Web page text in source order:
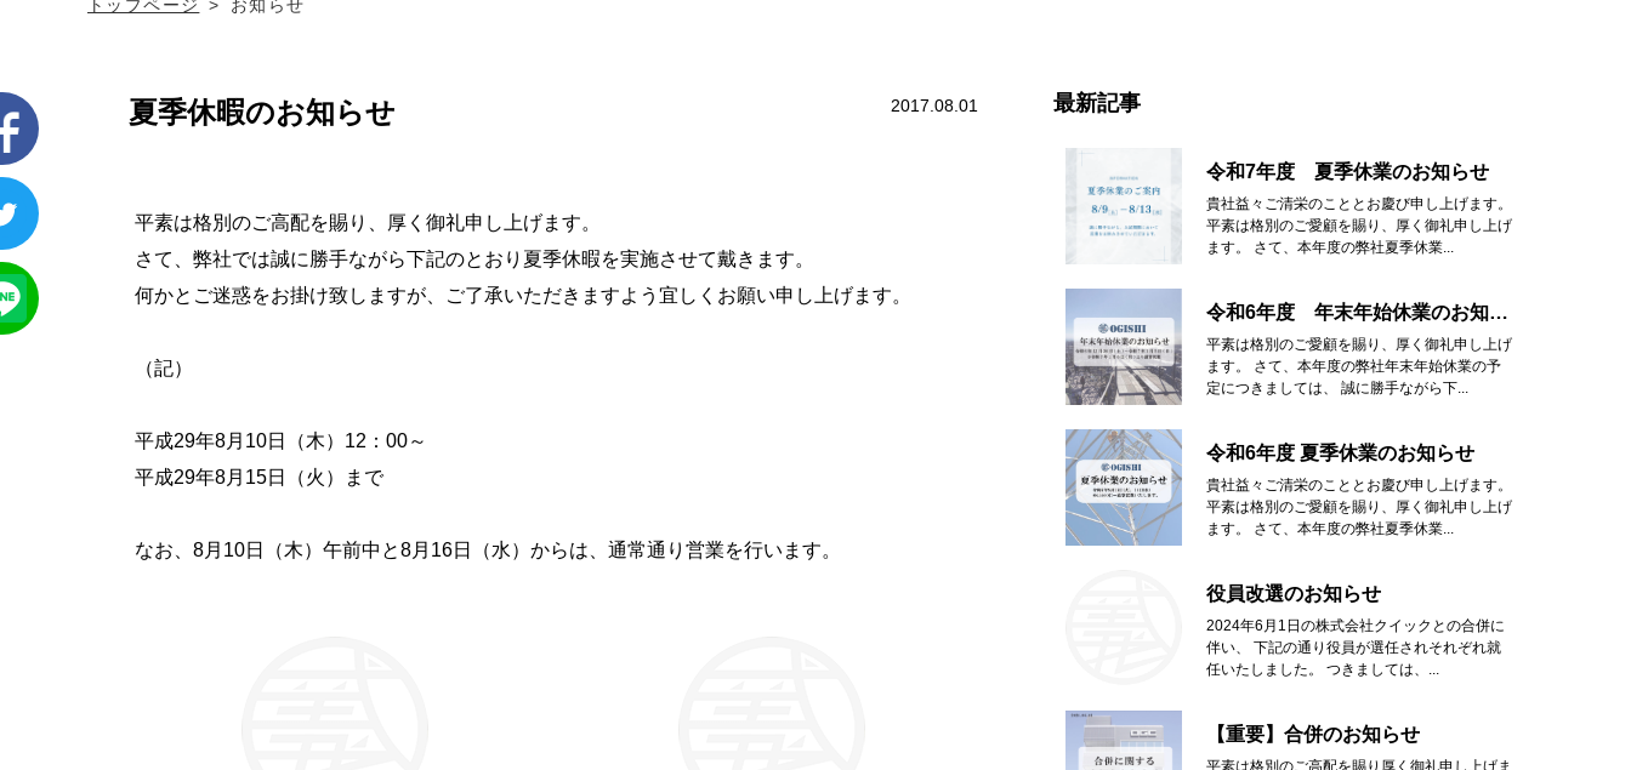
トップページ お知らせ
夏季休暇のお知らせ 2017.08.01
平素は格別のご高配を賜り、厚く御礼申し上げます。
さて、弊社では誠に勝手ながら下記のとおり夏季休暇を実施させて戴きます。
何かとご迷惑をお掛け致しますが、ご了承いただきますよう宜しくお願い申し上げます。
（記）
平成29年8月10日（木）12：00～
平成29年8月15日（火）まで
なお、8月10日（木）午前中と8月16日（水）からは、通常通り営業を行います。
最新記事
令和7年度 夏季休業のお知らせ
貴社益々ご清栄のこととお慶び申し上げます。
平素は格別のご愛顧を賜り、厚く御礼申し上げ
ます。 さて、本年度の弊社夏季休業...
令和6年度 年末年始休業のお知らせ
平素は格別のご愛顧を賜り、厚く御礼申し上げ
ます。 さて、本年度の弊社年末年始休業の予
定につきましては、 誠に勝手ながら下...
令和6年度 夏季休業のお知らせ
貴社益々ご清栄のこととお慶び申し上げます。
平素は格別のご愛顧を賜り、厚く御礼申し上げ
ます。 さて、本年度の弊社夏季休業...
役員改選のお知らせ
2024年6月1日の株式会社クイックとの合併に
伴い、 下記の通り役員が選任されそれぞれ就
任いたしました。 つきましては、...
【重要】合併のお知らせ
平素は格別のご高配を賜り厚く御礼申し上げま